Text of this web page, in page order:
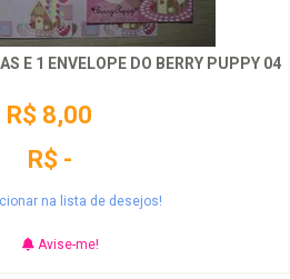
E 1 ENVELOPE DO BERRY PUPPY 04
R$ 8,00
R$ -
na lista de desejos!
Avise-me!